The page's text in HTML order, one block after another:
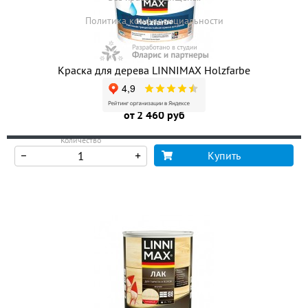
Краска для дерева LINNIMAX Holzfarbe
от 2 460 руб
Количество
Купить
Политика конфиденциальности